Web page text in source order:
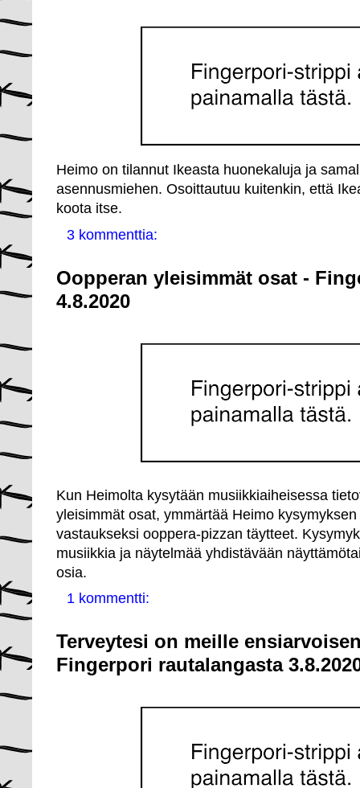
Heimo on tilannut Ikeasta huonekaluja ja
asennusmiehen. Osoittautuu kuitenkin, että
koota itse.
3 kommenttia:
Oopperan yleisimmät osat -
4.8.2020
Kun Heimolta kysytään musiikkiaiheisessa
yleisimmät osat, ymmärtää Heimo
vastaukseksi ooppera-pizzan täytteet.
musiikkia ja näytelmää yhdistävään
osia.
1 kommentti:
Terveytesi on meille
Fingerpori rautalangasta